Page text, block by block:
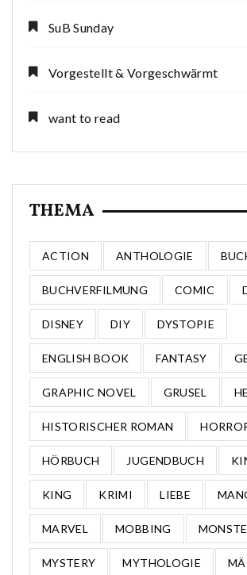
SuB Sunday
Vorgestellt & Vorgeschwärmt
want to read
THEMA
ACTION ANTHOLOGIE
BUCHVERFILMUNG COMIC
DISNEY DIY DYSTOPIE
ENGLISH BOOK FANTASY
GRAPHIC NOVEL GRUSEL
HISTORISCHER ROMAN
HÖRBUCH JUGENDBUCH
KING KRIMI LIEBE
MARVEL MOBBING
MYSTERY MYTHOLOGIE